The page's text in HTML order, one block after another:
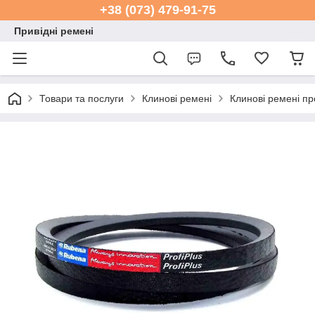
+38 (073) 479-91-75
Привідні ремені
Товари та послуги Клинові ремені Клинові ремені